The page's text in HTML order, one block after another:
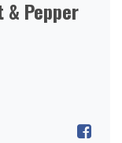
& Pepper